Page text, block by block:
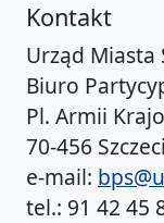
Kontakt
Urząd Miasta
Biuro
Pl. Armii
70-456
e-mail:
tel.: 91 42 45